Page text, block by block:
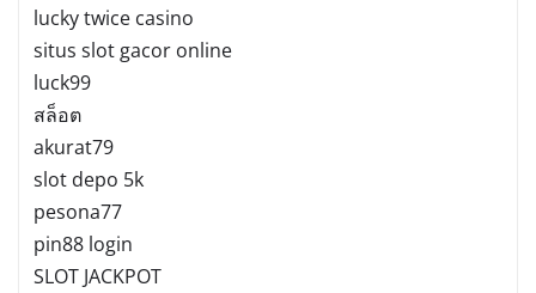
lucky twice casino
situs slot gacor online
luck99
สล็อต
akurat79
slot depo 5k
pesona77
pin88 login
SLOT JACKPOT